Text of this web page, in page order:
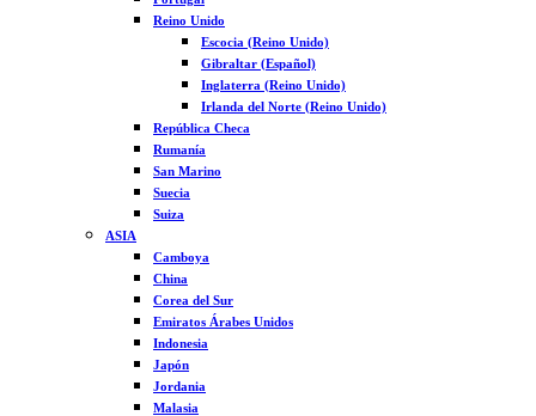
Reino Unido
Escocia (Reino Unido)
Gibraltar (Español)
Inglaterra (Reino Unido)
Irlanda del Norte (Reino Unido)
República Checa
Rumanía
San Marino
Suecia
Suiza
ASIA
Camboya
China
Corea del Sur
Emiratos Árabes Unidos
Indonesia
Japón
Jordania
Malasia